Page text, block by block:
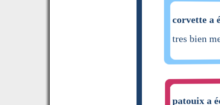
corvette a
tres bien
patouix a